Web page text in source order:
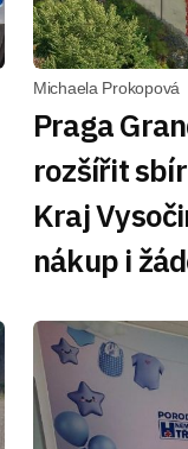
Michaela Prokopová
Praga
rozšířit
Kraj
nákup i